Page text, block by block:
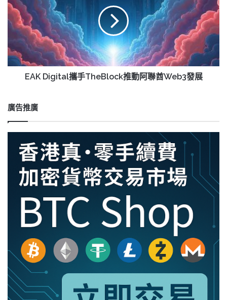
元
手
TheBlock
動
阿
聯
展
EAK Digital攜手TheBlock推動阿聯酋Web3發展
廣告推廣